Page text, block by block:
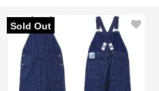
Sold Out